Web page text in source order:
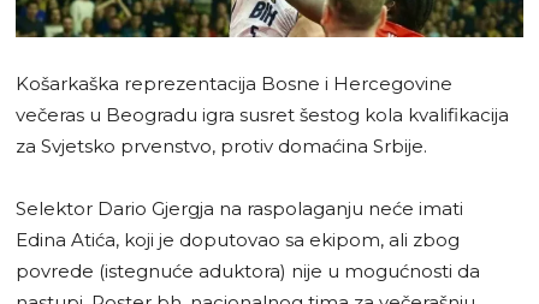
Košarkaška reprezentacija Bosne i Hercegovine
večeras u Beogradu igra susret šestog kola kvalifikacija
za Svjetsko prvenstvo, protiv domaćina Srbije.
Selektor Dario Gjergja na raspolaganju neće imati
Edina Atića, koji je doputovao sa ekipom, ali zbog
povrede (istegnuće aduktora) nije u mogućnosti da